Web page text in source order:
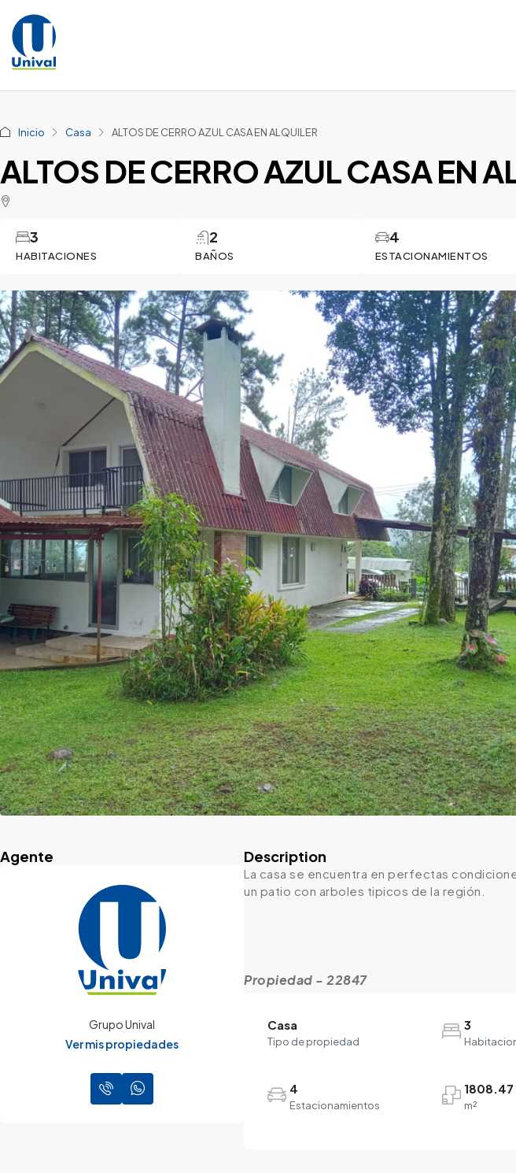
Inicio Casa ALTOS DE CERRO AZUL CASA EN ALQUILER
ALTOS DE CERRO AZUL CASA EN
HABITACIONES
3
BAÑOS
2
ESTACIONAMIENTOS
4
Agente
Grupo Unival
Ver mis propiedades
Description
La casa se encuentra en perfectas
un patio con arboles tipicos de la región.
Propiedad - 22847
Casa
Tipo de propiedad
3
4
Estacionamientos
1808.47
m²